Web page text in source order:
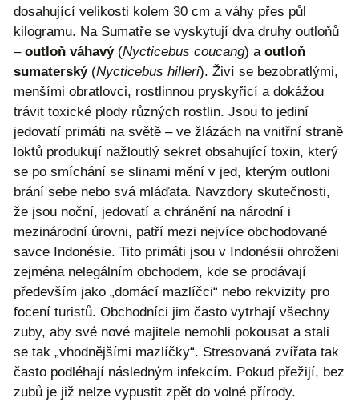
dosahující velikosti kolem 30 cm a váhy přes půl
kilogramu. Na Sumatře se vyskytují dva druhy outloňů
– outloň váhavý(Nycticebus coucang) a outloň
sumaterský(Nycticebus hilleri). Živí se bezobratlými,
menšími obratlovci, rostlinnou pryskyřicí a dokážou
trávit toxické plody různých rostlin. Jsou to jediní
jedovatí primáti na světě – ve žlázách na vnitřní straně
loktů produkují nažloutlý sekret obsahující toxin, který
se po smíchání se slinami mění v jed, kterým outloni
brání sebe nebo svá mláďata. Navzdory skutečnosti,
že jsou noční, jedovatí a chránění na národní i
mezinárodní úrovni, patří mezi nejvíce obchodované
savce Indonésie. Tito primáti jsou v Indonésii ohroženi
zejména nelegálním obchodem, kde se prodávají
především jako „domácí mazlíčci“ nebo rekvizity pro
focení turistů. Obchodníci jim často vytrhají všechny
zuby, aby své nové majitele nemohli pokousat a stali
se tak „vhodnějšími mazlíčky“. Stresovaná zvířata tak
často podléhají následným infekcím. Pokud přežijí, bez
zubů je již nelze vypustit zpět do volné přírody.